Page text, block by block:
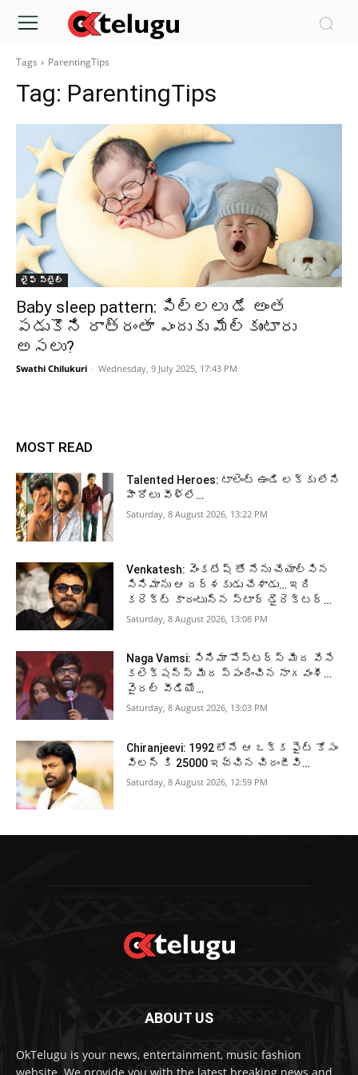
Tags ParentingTips
Tag: ParentingTips
లైఫ్ స్టైల్
Baby sleep pattern: పిల్లలు డే అంత
పడుకొని రాత్రంతా ఎందుకు మేల్కుంటారు
అసలు?
Swathi Chilukuri - Wednesday, 9 July 2025, 17:43 PM
MOST READ
Talented Heroes: టాలెంట్ ఉండి లక్కు లేని
హీరోలు వీళ్లే…
Saturday, 8 August 2026, 13:22 PM
Venkatesh: వెంకటేష్ తో నేను చేయాల్సిన
సినిమాను ఆ దర్శకుడు చేశాడు… ఇది
కరెక్ట్ కాదంటున్న స్టార్ డైరెక్టర్…
Saturday, 8 August 2026, 13:08 PM
Naga Vamsi: సినిమా పోస్టర్స్ మీద వేసే
కలెక్షన్స్ మీద స్పందించిన నాగవంశీ…
వైరల్ వీడియో…
Saturday, 8 August 2026, 13:03 PM
Chiranjeevi: 1992 లోనే ఆ ఒక్క ఫైట్ కోసం
విలన్ కి 25000 ఇచ్చిన చిరంజీవి…
Saturday, 8 August 2026, 12:59 PM
ABOUT US
OkTelugu is your news, entertainment, music fashion
website. We provide you with the latest breaking news and